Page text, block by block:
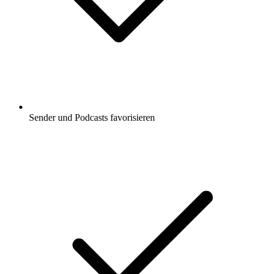
Sender und Podcasts favorisieren